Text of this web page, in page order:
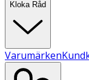
Kloka Råd
Varumärken